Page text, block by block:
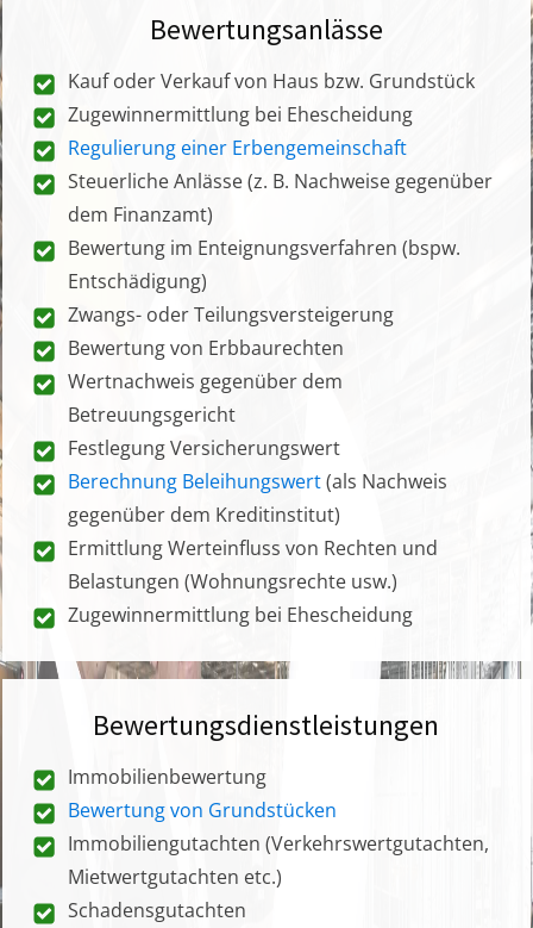
Bewertungsanlässe
Kauf oder Verkauf von Haus bzw. Grundstück
Zugewinnermittlung bei Ehescheidung
Regulierung einer Erbengemeinschaft
Steuerliche Anlässe (z. B. Nachweise gegenüber
dem Finanzamt)
Bewertung im Enteignungsverfahren (bspw.
Entschädigung)
Zwangs- oder Teilungsversteigerung
Bewertung von Erbbaurechten
Wertnachweis gegenüber dem
Betreuungsgericht
Festlegung Versicherungswert
Berechnung Beleihungswert(als Nachweis
gegenüber dem Kreditinstitut)
Ermittlung Werteinfluss von Rechten und
Belastungen (Wohnungsrechte usw.)
Zugewinnermittlung bei Ehescheidung
Bewertungsdienstleistungen
Immobilienbewertung
Bewertung von Grundstücken
Immobiliengutachten (Verkehrswertgutachten,
Mietwertgutachten etc.)
Schadensgutachten